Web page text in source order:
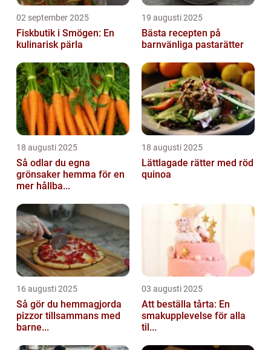
02 september 2025
Fiskbutik i Smögen: En
kulinarisk pärla
19 augusti 2025
Bästa recepten på
barnvänliga pastarätter
18 augusti 2025
Så odlar du egna
grönsaker hemma för en
mer hållba...
18 augusti 2025
Lättlagade rätter med röd
quinoa
16 augusti 2025
Så gör du hemmagjorda
pizzor tillsammans med
barne...
03 augusti 2025
Att beställa tårta: En
smakupplevelse för alla
til...